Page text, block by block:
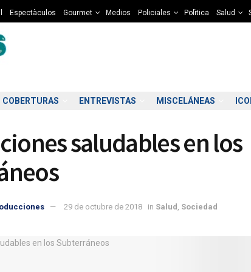
Espectàculos Gourmet Medios Policiales Polìtica Salud
COBERTURAS ENTREVISTAS MISCELÁNEAS
saludables en los
29 de octubre de 2018 in Salud Sociedad
13°C 13°C 13°C
14:00